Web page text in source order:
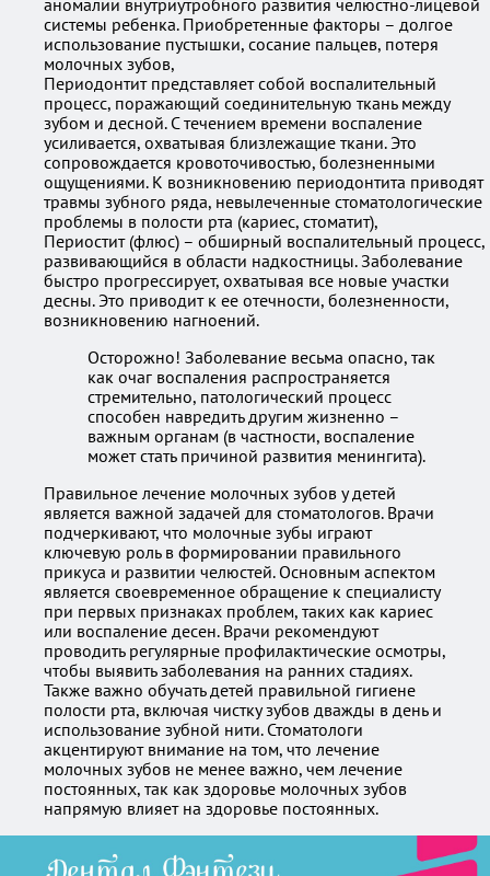
аномалии внутриутробного развития челюстно-лицевой
системы ребенка. Приобретенные факторы – долгое
использование пустышки, сосание пальцев, потеря
молочных зубов,
Периодонтит представляет собой воспалительный
процесс, поражающий соединительную ткань между
зубом и десной. С течением времени воспаление
усиливается, охватывая близлежащие ткани. Это
сопровождается кровоточивостью, болезненными
ощущениями. К возникновению периодонтита приводят
травмы зубного ряда, невылеченные стоматологические
проблемы в полости рта (кариес, стоматит),
Периостит (флюс) – обширный воспалительный процесс,
развивающийся в области надкостницы. Заболевание
быстро прогрессирует, охватывая все новые участки
десны. Это приводит к ее отечности, болезненности,
возникновению нагноений.
Осторожно! Заболевание весьма опасно, так
как очаг воспаления распространяется
стремительно, патологический процесс
способен навредить другим жизненно –
важным органам (в частности, воспаление
может стать причиной развития менингита).
Правильное лечение молочных зубов у детей
является важной задачей для стоматологов. Врачи
подчеркивают, что молочные зубы играют
ключевую роль в формировании правильного
прикуса и развитии челюстей. Основным аспектом
является своевременное обращение к специалисту
при первых признаках проблем, таких как кариес
или воспаление десен. Врачи рекомендуют
проводить регулярные профилактические осмотры,
чтобы выявить заболевания на ранних стадиях.
Также важно обучать детей правильной гигиене
полости рта, включая чистку зубов дважды в день и
использование зубной нити. Стоматологи
акцентируют внимание на том, что лечение
молочных зубов не менее важно, чем лечение
постоянных, так как здоровье молочных зубов
напрямую влияет на здоровье постоянных.